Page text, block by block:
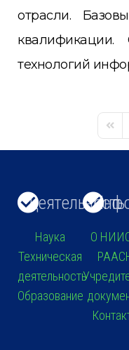
отрасли.
квалификации.
технологий
First
Деятельность
Наука
Техническая
деятельность
Образование
О